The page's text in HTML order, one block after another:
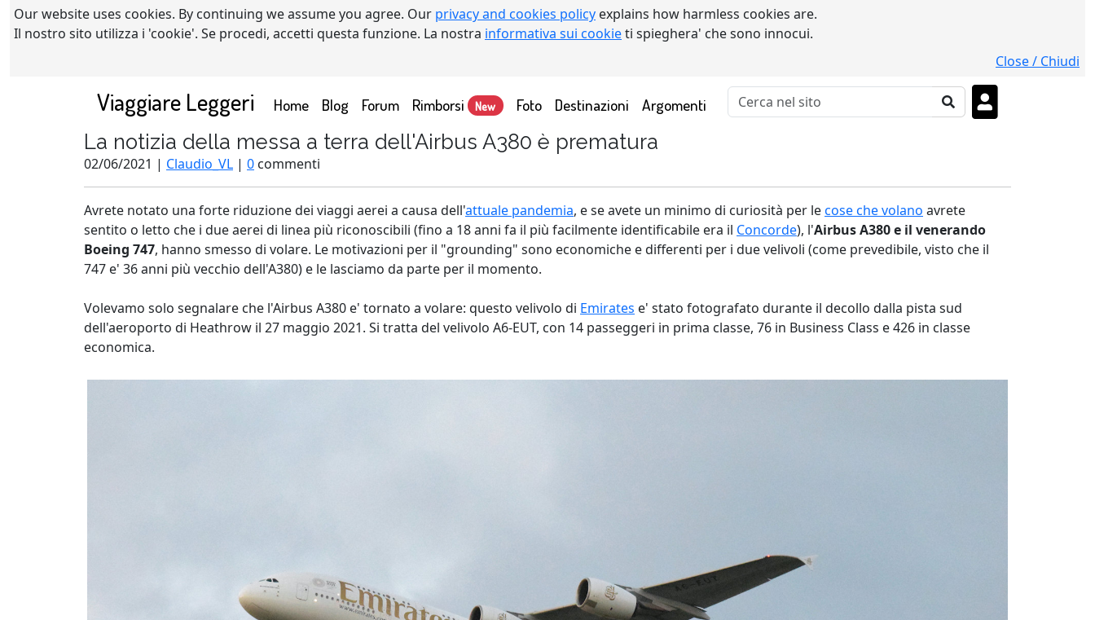
Our website uses cookies. By continuing we assume you agree. Our privacy and cookies policy explains how harmless cookies are.
Il nostro sito utilizza i 'cookie'. Se procedi, accetti questa funzione. La nostra informativa sui cookieti spieghera' che sono innocui.
Close / Chiudi
Viaggiare Leggeri Home(current)
Blog Forum Rimborsi New Foto Destinazioni Argomenti
La notizia della messa a terra dell'Airbus A380 è prematura
02/06/2021 | Claudio_VL | 0 commenti
Avrete notato una forte riduzione dei viaggi aerei a causa dell'attuale pandemia, e se avete un minimo di curiosità per lecose che volano avrete
sentito o letto che i due aerei di linea più riconoscibili (fino a 18 anni fa il più facilmente identificabile era il Concorde), l'Airbus A380 e il venerando
Boeing 747, hanno smesso di volare. Le motivazioni per il "grounding" sono economiche e differenti per i due velivoli (come prevedibile, visto che il
747 e' 36 anni più vecchio dell'A380) e le lasciamo da parte per il momento.
Volevamo solo segnalare che l'Airbus A380 e' tornato a volare: questo velivolo di Emirates e' stato fotografato durante il decollo dalla pista sud
dell'aeroporto di Heathrow il 27 maggio 2021. Si tratta del velivolo A6-EUT, con 14 passeggeri in prima classe, 76 in Business Class e 426 in classe
economica.